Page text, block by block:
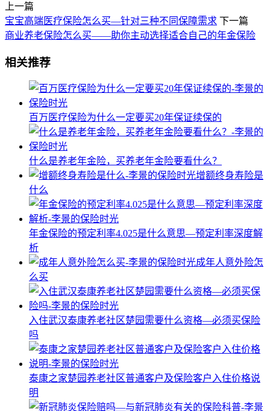
上一篇
宝宝高端医疗保险怎么买—针对三种不同保障需求 下一篇
商业养老保险怎么买——助你主动选择适合自己的年金保险
相关推荐
百万医疗保险为什么一定要买20年保证续保的
什么是养老年金险，买养老年金险要看什么？
增额终身寿险是
什么
年金保险的预定利率4.025是什么意思—预定利率深度解
析
成年人意外险怎
么买
入住武汉泰康养老社区楚园需要什么资格—必须买保险
吗
泰康之家楚园养老社区普通客户及保险客户入住价格说
明